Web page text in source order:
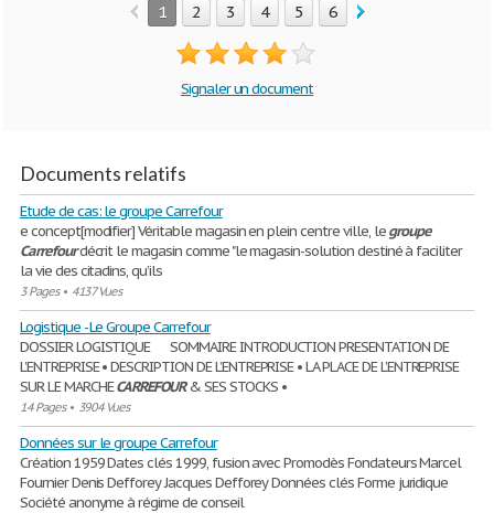
1 2 3 4 5 6 7
Signaler un document
Documents relatifs
Etude de cas: le groupe Carrefour
e concept[modifier] Véritable magasin en plein centre ville, legroupe
Carrefourdécrit le magasin comme "le magasin-solution destiné à faciliter
la vie des citadins, qu’ils
3 Pages• 4137 Vues
Logistique - Le Groupe Carrefour
DOSSIER LOGISTIQUE SOMMAIRE INTRODUCTION PRESENTATION DE
L’ENTREPRISE • DESCRIPTION DE L’ENTREPRISE • LA PLACE DE L’ENTREPRISE
SUR LE MARCHECARREFOUR& SES STOCKS •
14 Pages• 3904 Vues
Données sur le groupe Carrefour
Création 1959 Dates clés 1999, fusion avec Promodès Fondateurs Marcel
Fournier Denis Defforey Jacques Defforey Données clés Forme juridique
Société anonyme à régime de conseil